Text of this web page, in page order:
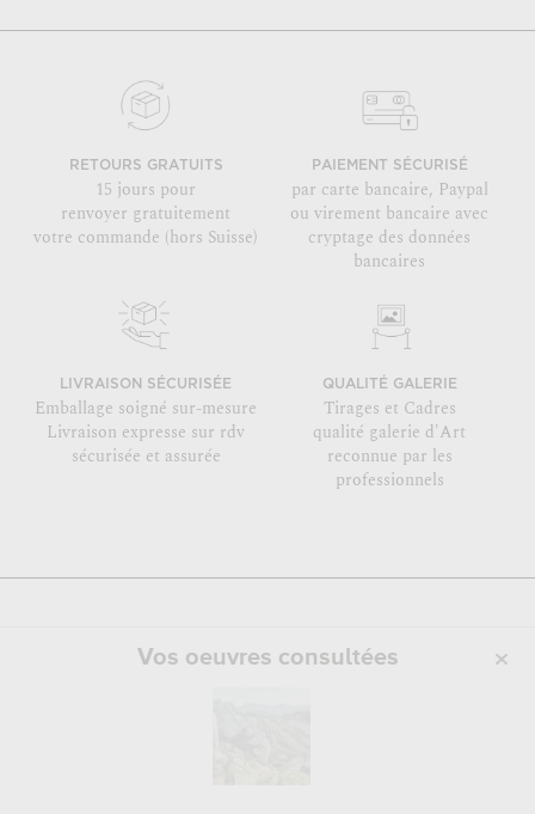
RETOURS GRATUITS
15 jours pour
renvoyer gratuitement
votre commande (hors Suisse)
PAIEMENT SÉCURISÉ
par carte bancaire, Paypal
ou virement bancaire avec
cryptage des données
bancaires
LIVRAISON SÉCURISÉE
Emballage soigné sur-mesure
Livraison expresse sur rdv
sécurisée et assurée
QUALITÉ GALERIE
Tirages et Cadres
qualité galerie d'Art
reconnue par les
professionnels
Vos oeuvres consultées